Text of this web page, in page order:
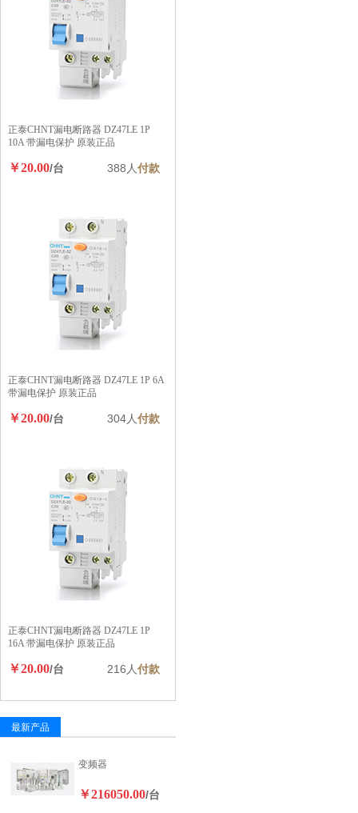
正泰CHNT漏电断路器 DZ47LE 1P
10A 带漏电保护 原装正品
￥20.00/台 388人付款
正泰CHNT漏电断路器 DZ47LE 1P 6A
带漏电保护 原装正品
￥20.00/台 304人付款
正泰CHNT漏电断路器 DZ47LE 1P
16A 带漏电保护 原装正品
￥20.00/台 216人付款
最新产品
变频器
￥216050.00/台